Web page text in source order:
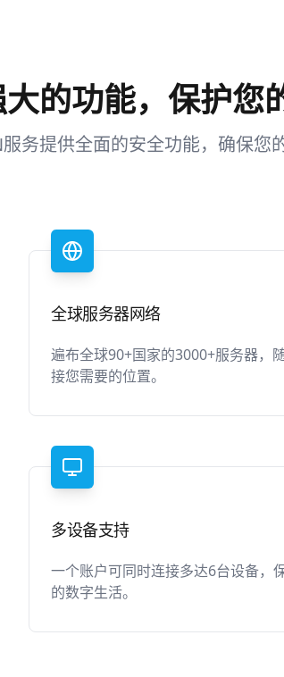
的功能，保护您
务提供全面的安全功能，确保您
全球服务器网络
遍布全球90+国家的3000+服务器，
接您需要的位置。
多设备支持
一个账户可同时连接多达6台设备，
的数字生活。